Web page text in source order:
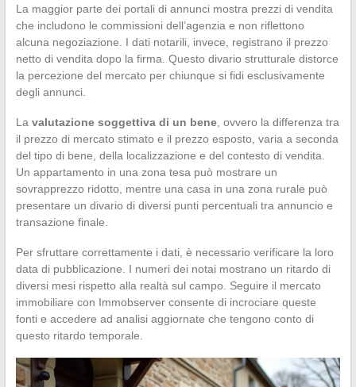
La maggior parte dei portali di annunci mostra prezzi di vendita
che includono le commissioni dell’agenzia e non riflettono
alcuna negoziazione. I dati notarili, invece, registrano il prezzo
netto di vendita dopo la firma. Questo divario strutturale distorce
la percezione del mercato per chiunque si fidi esclusivamente
degli annunci.
La valutazione soggettiva di un bene, ovvero la differenza tra
il prezzo di mercato stimato e il prezzo esposto, varia a seconda
del tipo di bene, della localizzazione e del contesto di vendita.
Un appartamento in una zona tesa può mostrare un
sovrapprezzo ridotto, mentre una casa in una zona rurale può
presentare un divario di diversi punti percentuali tra annuncio e
transazione finale.
Per sfruttare correttamente i dati, è necessario verificare la loro
data di pubblicazione. I numeri dei notai mostrano un ritardo di
diversi mesi rispetto alla realtà sul campo. Seguire il mercato
immobiliare con Immobserver consente di incrociare queste
fonti e accedere ad analisi aggiornate che tengono conto di
questo ritardo temporale.